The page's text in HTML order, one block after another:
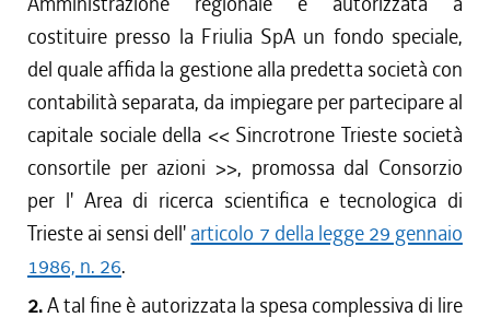
costituire presso la Friulia SpA un fondo speciale,
del quale affida la gestione alla predetta società con
contabilità separata, da impiegare per partecipare al
capitale sociale della << Sincrotrone Trieste società
consortile per azioni >>, promossa dal Consorzio
per l' Area di ricerca scientifica e tecnologica di
Trieste ai sensi dell' articolo 7 della legge 29 gennaio
1986, n. 26.
2.A tal fine è autorizzata la spesa complessiva di lire